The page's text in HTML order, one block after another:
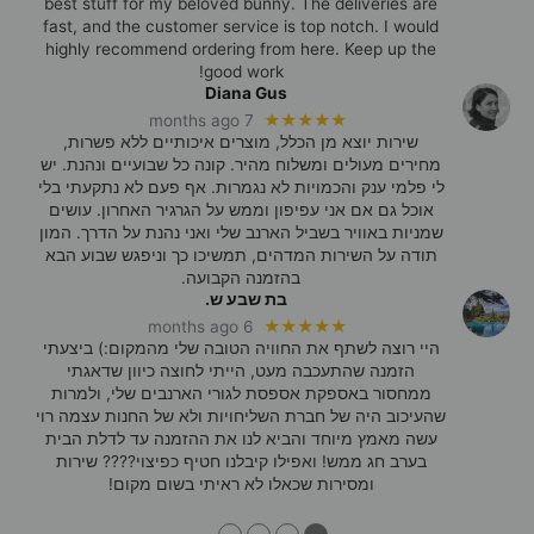
best stuff for my beloved bunny. The deliveries are
fast, and the customer service is top notch. I would
highly recommend ordering from here. Keep up the
good work!
Diana Gus
★★★★★
7 months ago
שירות יוצא מן הכלל, מוצרים איכותיים ללא פשרות,
מחירים מעולים ומשלוח מהיר. קונה כל שבועיים ונהנת. יש
לי פלמי ענק והכמויות לא נגמרות. אף פעם לא נתקעתי בלי
אוכל גם אם אני עפיפון וממש על הגרגיר האחרון. עושים
שמניות באוויר בשביל הארנב שלי ואני נהנת על הדרך. המון
תודה על השירות המדהים, תמשיכו כך וניפגש שבוע הבא
בהזמנה הקבועה.
בת שבע ש.
★★★★★
6 months ago
היי רוצה לשתף את החוויה הטובה שלי מהמקום:) ביצעתי
הזמנה שהתעכבה מעט, הייתי לחוצה כיוון שדאגתי
ממחסור באספקת אספסת לגורי הארנבים שלי, ולמרות
שהעיכוב היה של חברת השליחויות ולא של החנות עצמה רוי
עשה מאמץ מיוחד והביא לנו את ההזמנה עד לדלת הבית
בערב חג ממש! ואפילו קיבלנו חטיף כפיצוי???? שירות
ומסירות שכאלו לא ראיתי בשום מקום!